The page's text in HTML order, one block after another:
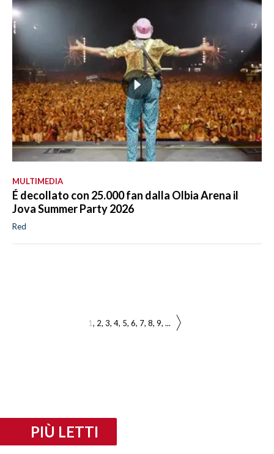
MULTIMEDIA
É decollato con 25.000 fan dalla Olbia Arena il
Jova Summer Party 2026
Red
1 2 3 4 5 6 7 8 9 ...
PIÙ LETTI